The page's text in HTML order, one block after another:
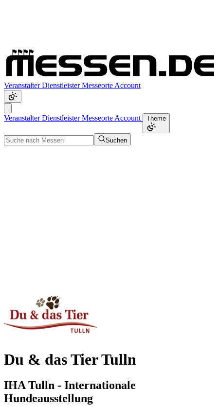
VeranstalterDienstleisterMesseorte Account
VeranstalterDienstleisterMesseorte Account Theme
Suchen
Du & das Tier Tulln
IHA Tulln - Internationale
Hundeausstellung